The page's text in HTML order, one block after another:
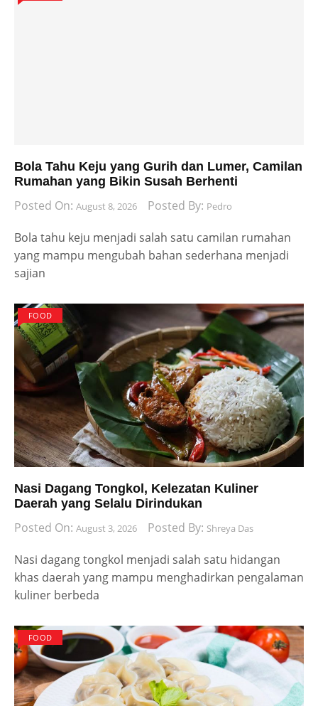
Bola Tahu Keju yang Gurih dan Lumer, Camilan
Rumahan yang Bikin Susah Berhenti
Posted On: August 8, 2026 Posted By: Pedro
Bola tahu keju menjadi salah satu camilan rumahan
yang mampu mengubah bahan sederhana menjadi
sajian
FOOD
Nasi Dagang Tongkol, Kelezatan Kuliner
Daerah yang Selalu Dirindukan
Posted On: August 3, 2026 Posted By: Shreya Das
Nasi dagang tongkol menjadi salah satu hidangan
khas daerah yang mampu menghadirkan pengalaman
kuliner berbeda
FOOD